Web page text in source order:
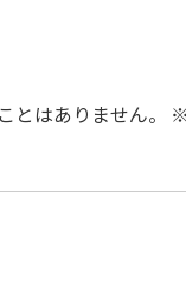
とはありません。 ※